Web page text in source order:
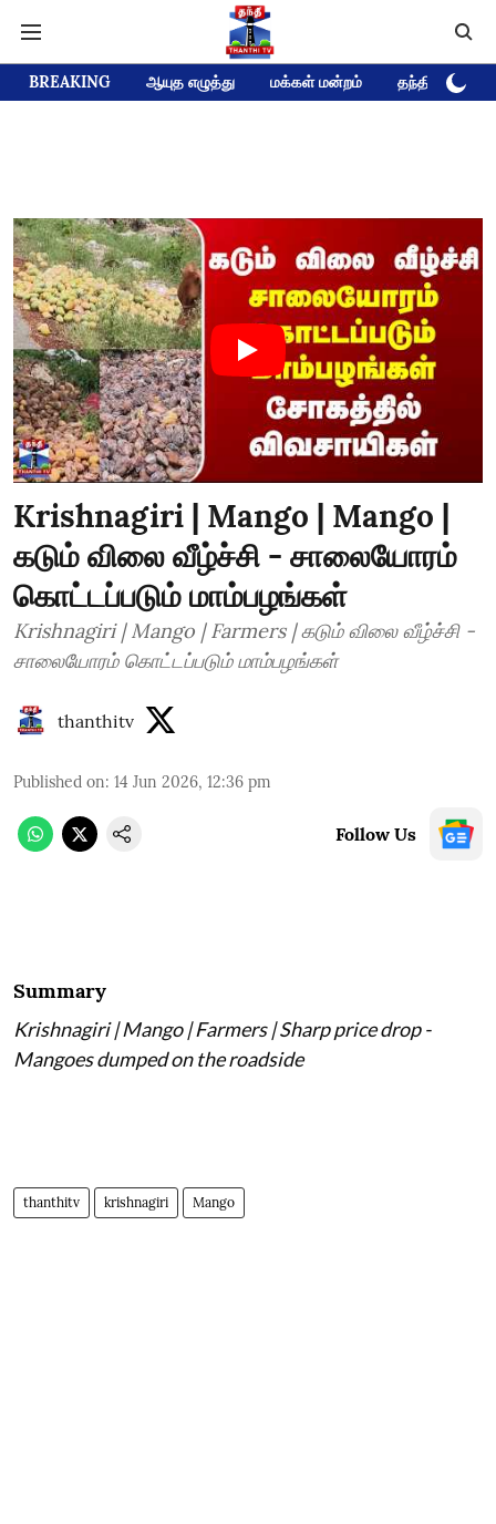
BREAKING ஆயுத எழுத்து மக்கள் மன்றம் தந்தி டிவி
Krishnagiri | Mango | Mango |
கடும் விலை வீழ்ச்சி - சாலையோரம்
கொட்டப்படும் மாம்பழங்கள்
Krishnagiri | Mango | Farmers | கடும் விலை வீழ்ச்சி -
சாலையோரம் கொட்டப்படும் மாம்பழங்கள்
thanthitv
Published on: 14 Jun 2026, 12:36 pm
Follow Us
Summary
Krishnagiri | Mango | Farmers | Sharp price drop -
Mangoes dumped on the roadside
thanthitv krishnagiri Mango